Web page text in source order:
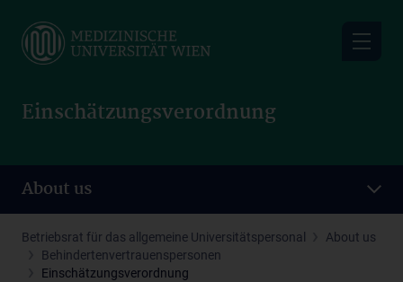
main
Einschätzungsverordnung
About us
Betriebsrat für das allgemeine Universitätspersonal
About us
Behindertenvertrauenspersonen
Einschätzungsverordnung